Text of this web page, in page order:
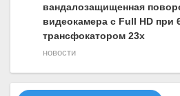
вандалозащищенная
видеокамера с Full HD при
трансфокатором 23х
новости